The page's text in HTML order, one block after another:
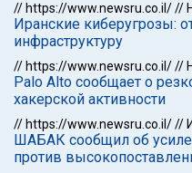
// https://www.newsru.co.il///
Иранские киберугрозы:
инфраструктуру
// https://www.newsru.co.il///
Palo Alto сообщает о
хакерской активности
// https://www.newsru.co.il///
ШАБАК сообщил об
против